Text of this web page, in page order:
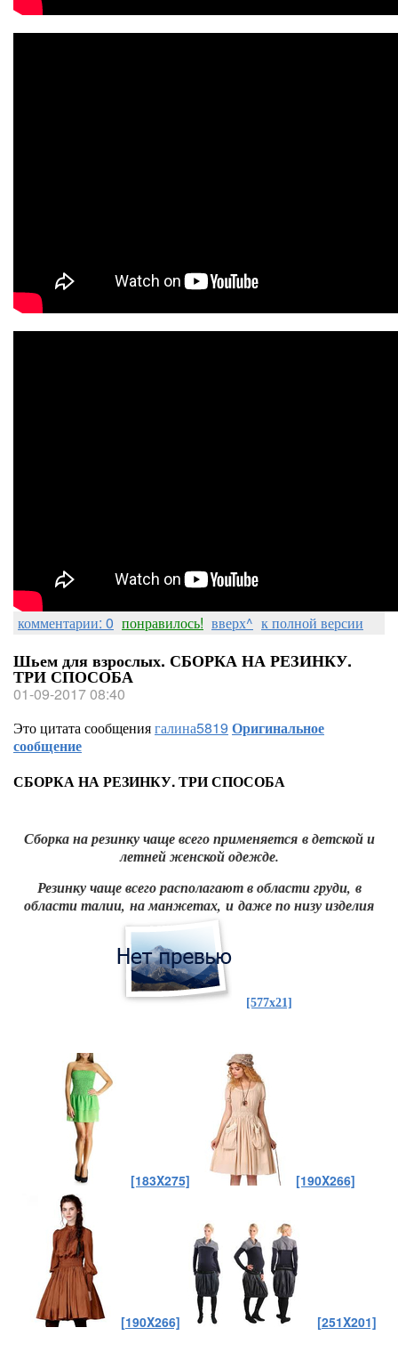
комментарии: 0 понравилось! вверх^ к полной версии
Шьем для взрослых. СБОРКА НА РЕЗИНКУ.
ТРИ СПОСОБА
01-09-2017 08:40
Это цитата сообщениягалина5819 Оригинальное
сообщение
СБОРКА НА РЕЗИНКУ. ТРИ СПОСОБА
Сборка на резинку чаще всего применяется в детской и
летней женской одежде.
Резинку чаще всего располагают в области груди, в
области талии, на манжетах, и даже по низу изделия
[577x21]
[183X275] [190X266]
[190X266] [251X201]